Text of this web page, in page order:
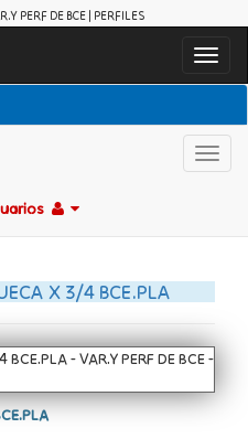
PERF DE BCE | PERFILES
X 3/4 BCE.PLA